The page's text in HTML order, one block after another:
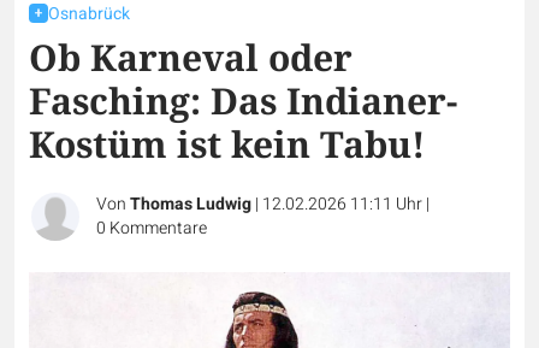
Osnabrück
Ob Karneval oder
Fasching: Das Indianer-
Kostüm ist kein Tabu!
VonThomas Ludwig| 12.02.2026 11:11 Uhr|
0 Kommentare